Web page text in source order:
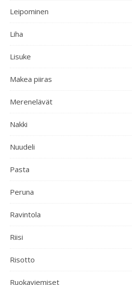
Leipominen
Liha
Lisuke
Makea piiras
Merenelävät
Nakki
Nuudeli
Pasta
Peruna
Ravintola
Riisi
Risotto
Ruokaviemiset